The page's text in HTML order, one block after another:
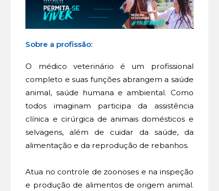
Sobre a profissão:
O médico veterinário é um profissional
completo e suas funções abrangem a saúde
animal, saúde humana e ambiental. Como
todos imaginam participa da assistência
clínica e cirúrgica de animais domésticos e
selvagens, além de cuidar da saúde, da
alimentação e da reprodução de rebanhos.
Atua no controle de zoonoses e na inspeção
e produção de alimentos de origem animal.